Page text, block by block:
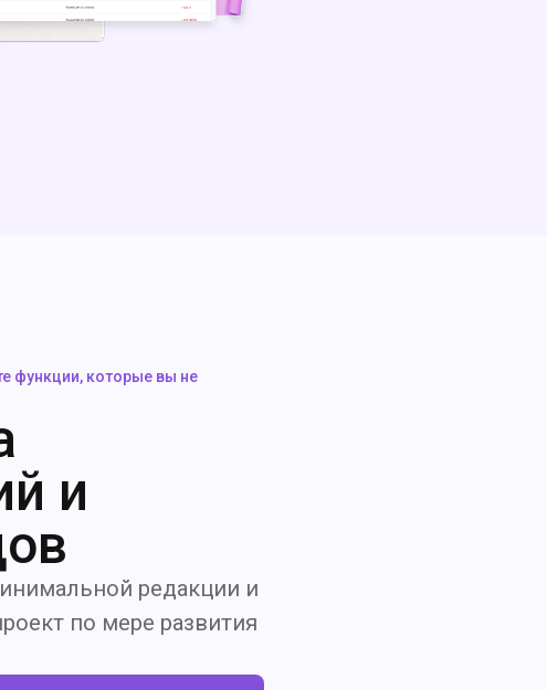
функции, которые вы не
и
редакции и
по мере развития